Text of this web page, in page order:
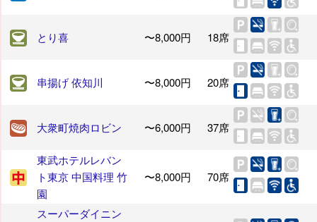
とり喜 〜8,000円 18席
串揚げ 依知川 〜8,000円 20席
大衆町焼肉ロビン 〜6,000円 37席
東武ホテルレバン
ト東京 中国料理 竹
園
〜8,000円 70席
スーパーダイニン